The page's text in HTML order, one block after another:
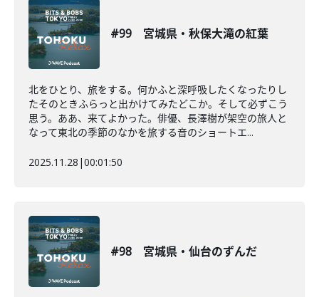
#99 宮城県・秋保大滝の紅葉
北をひとり、旅をする。何かふと深呼吸したくなったりし
たそのときふらっと出かけてみたどこか。そして必ずこう
思う。ああ、来てよかった。俳優、長澤樹が架空の旅人と
なって東北の季節のなかを旅する音のショートエ...
2025.11.28 |00:01:50
#98 宮城県・仙台のずんだ